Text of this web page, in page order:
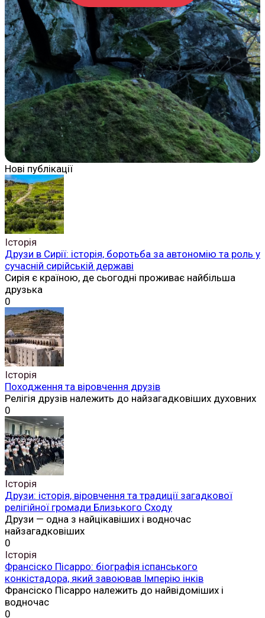
Нові публікації
Історія
Друзи в Сирії: історія, боротьба за автономію та роль у
сучасній сирійській державі
Сирія є країною, де сьогодні проживає найбільша
друзька
0
Історія
Походження та віровчення друзів
Релігія друзів належить до найзагадковіших духовних
0
Історія
Друзи: історія, віровчення та традиції загадкової
релігійної громади Близького Сходу
Друзи — одна з найцікавіших і водночас
найзагадковіших
0
Історія
Франсіско Пісарро: біографія іспанського
конкістадора, який завоював Імперію інків
Франсіско Пісарро належить до найвідоміших і
водночас
0